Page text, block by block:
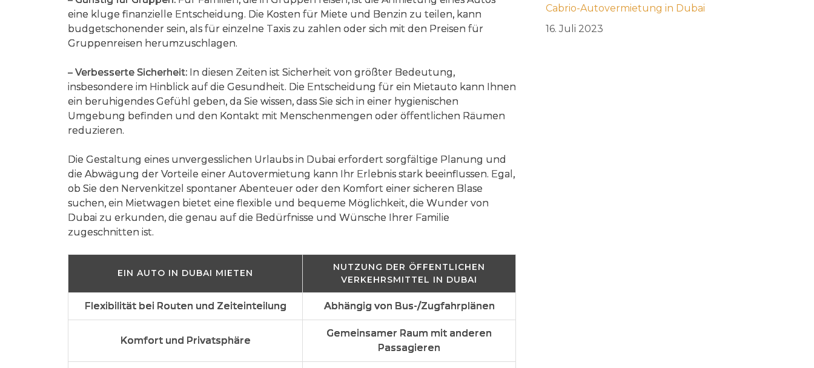
eine kluge finanzielle Entscheidung. Die Kosten für Miete und Benzin zu teilen, kann
budgetschonender sein, als für einzelne Taxis zu zahlen oder sich mit den Preisen für
Gruppenreisen herumzuschlagen.
– Verbesserte Sicherheit: In diesen Zeiten ist Sicherheit von größter Bedeutung,
insbesondere im Hinblick auf die Gesundheit. Die Entscheidung für ein Mietauto kann Ihnen
ein beruhigendes Gefühl geben, da Sie wissen, dass Sie sich in einer hygienischen
Umgebung befinden und den Kontakt mit Menschenmengen oder öffentlichen Räumen
reduzieren.
Die Gestaltung eines unvergesslichen Urlaubs in Dubai erfordert sorgfältige Planung und
die Abwägung der Vorteile einer Autovermietung kann Ihr Erlebnis stark beeinflussen. Egal,
ob Sie den Nervenkitzel spontaner Abenteuer oder den Komfort einer sicheren Blase
suchen, ein Mietwagen bietet eine flexible und bequeme Möglichkeit, die Wunder von
Dubai zu erkunden, die genau auf die Bedürfnisse und Wünsche Ihrer Familie
zugeschnitten ist.
EIN AUTO IN DUBAI MIETEN
NUTZUNG DER ÖFFENTLICHEN
VERKEHRSMITTEL IN DUBAI
Flexibilität bei Routen und Zeiteinteilung Abhängig von Bus-/Zugfahrplänen
Komfort und Privatsphäre
Gemeinsamer Raum mit anderen
Passagieren
Cabrio-Autovermietung in Dubai
16. Juli 2023